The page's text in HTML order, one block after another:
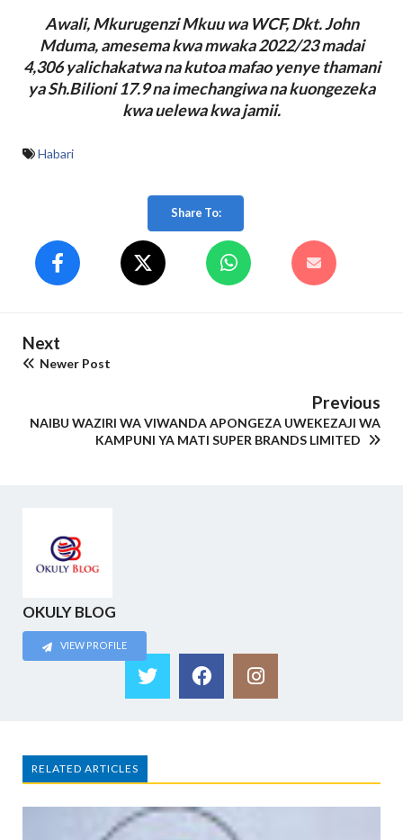
Awali, Mkurugenzi Mkuu wa WCF, Dkt. John
Mduma, amesema kwa mwaka 2022/23 madai
4,306 yalichakatwa na kutoa mafao yenye thamani
ya Sh.Bilioni 17.9 na imechangiwa na kuongezeka
kwa uelewa kwa jamii.
Habari
Share To:
Next
Newer Post
Previous
NAIBU WAZIRI WA VIWANDA APONGEZA UWEKEZAJI WA
KAMPUNI YA MATI SUPER BRANDS LIMITED
OKULY BLOG
VIEW PROFILE
RELATED ARTICLES